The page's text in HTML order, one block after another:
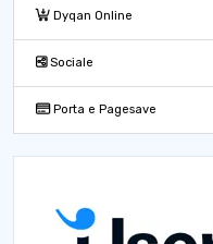
Dyqan Online
Sociale
Porta e Pagesave